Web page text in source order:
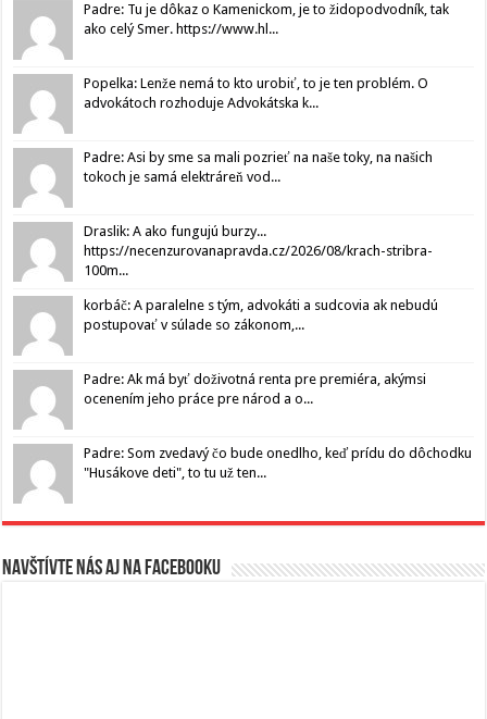
Padre: Tu je dôkaz o Kamenickom, je to židopodvodník, tak
ako celý Smer. https://www.hl...
Popelka: Lenže nemá to kto urobiť, to je ten problém. O
advokátoch rozhoduje Advokátska k...
Padre: Asi by sme sa mali pozrieť na naše toky, na našich
tokoch je samá elektráreň vod...
Draslik: A ako fungujú burzy...
https://necenzurovanapravda.cz/2026/08/krach-stribra-
100m...
korbáč: A paralelne s tým, advokáti a sudcovia ak nebudú
postupovať v súlade so zákonom,...
Padre: Ak má byť doživotná renta pre premiéra, akýmsi
ocenením jeho práce pre národ a o...
Padre: Som zvedavý čo bude onedlho, keď prídu do dôchodku
"Husákove deti", to tu už ten...
Navštívte nás aj na Facebooku